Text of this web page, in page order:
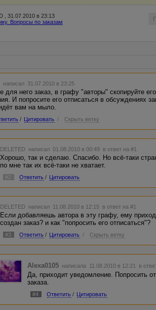
, 31.07.2010 в 23:13
Вопросы по заказам
написал 31.07.2010 в 23:25
для него заказ, в графу "авторы" скопируйте
И попросите его отписаться в обсуждениях
вам на мыло.
/ Цитировать / Скрыть ветку
DELETED написал 01.08.2010 в 00:49 в ответ на #1
Хорошо, так и сделаю. Спасибо. Но всё-таки
по мне так их всё-таки не хватает.
#2 Ответить / Цитировать
DELETED написал 11.08.2010 в 12:15 в ответ на #1
Если добавляешь автора в эту графу, ему
создан заказ? и как "попросить его отписаться"?
#3 Ответить / Цитировать / Скрыть ветку
Alexa0105 написала 11.08.2010 в 12:21 в
Да, приходит уведомление. Попросить
заказа.
#4 Ответить / Цитировать